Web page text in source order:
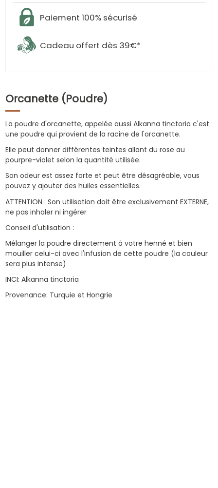
Paiement 100% sécurisé
Cadeau offert dès 39€*
Orcanette (Poudre)
La poudre d'orcanette, appelée aussi Alkanna tinctoria c'est
une poudre qui provient de la racine de l'orcanette.
Elle peut donner différentes teintes allant du rose au
pourpre-violet selon la quantité utilisée.
Son odeur est assez forte et peut être désagréable, vous
pouvez y ajouter des huiles essentielles.
ATTENTION : Son utilisation doit être exclusivement EXTERNE,
ne pas inhaler ni ingérer
Conseil d'utilisation :
Mélanger la poudre directement à votre henné et bien
mouiller celui-ci avec l'infusion de cette poudre (la couleur
sera plus intense)
INCI: Alkanna tinctoria
Provenance: Turquie et Hongrie